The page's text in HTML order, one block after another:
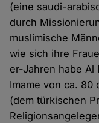
(eine saudi-
durch
muslimische
wie sich ihre
er-Jahren habe Al
Imame von ca. 80
(dem türkischen